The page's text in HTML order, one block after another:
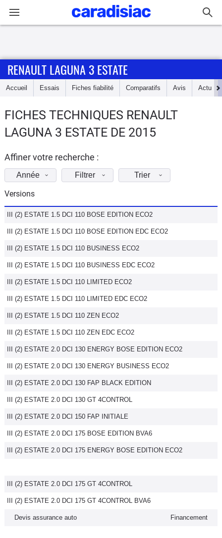
Accueil
Essais
d'achat
Electriques
Utilitaires
Flottes
Auto
Services
Forum
Moto
Marques
RENAULT LAGUNA 3 ESTATE
Accueil Essais Fiches fiabilité Comparatifs Avis Actu
FICHES TECHNIQUES RENAULT
LAGUNA 3 ESTATE DE 2015
Affiner votre recherche :
Année Filtrer Trier
Versions
III (2) ESTATE 1.5 DCI 110 BOSE EDITION ECO2
III (2) ESTATE 1.5 DCI 110 BOSE EDITION EDC ECO2
III (2) ESTATE 1.5 DCI 110 BUSINESS ECO2
III (2) ESTATE 1.5 DCI 110 BUSINESS EDC ECO2
III (2) ESTATE 1.5 DCI 110 LIMITED ECO2
III (2) ESTATE 1.5 DCI 110 LIMITED EDC ECO2
III (2) ESTATE 1.5 DCI 110 ZEN ECO2
III (2) ESTATE 1.5 DCI 110 ZEN EDC ECO2
III (2) ESTATE 2.0 DCI 130 ENERGY BOSE EDITION ECO2
III (2) ESTATE 2.0 DCI 130 ENERGY BUSINESS ECO2
III (2) ESTATE 2.0 DCI 130 FAP BLACK EDITION
III (2) ESTATE 2.0 DCI 130 GT 4CONTROL
III (2) ESTATE 2.0 DCI 150 FAP INITIALE
III (2) ESTATE 2.0 DCI 175 BOSE EDITION BVA6
III (2) ESTATE 2.0 DCI 175 ENERGY BOSE EDITION ECO2
III (2) ESTATE 2.0 DCI 175 GT 4CONTROL
III (2) ESTATE 2.0 DCI 175 GT 4CONTROL BVA6
Devis assurance auto Financement